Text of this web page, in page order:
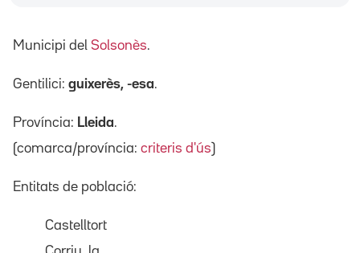
Municipi del Solsonès.
Gentilici: guixerès, -esa.
Província: Lleida.
(comarca/província: criteris d'ús)
Entitats de població:
Castelltort